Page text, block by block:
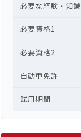
必要な経験・知識
必要資格1
必要資格2
自動車免許
試用期間